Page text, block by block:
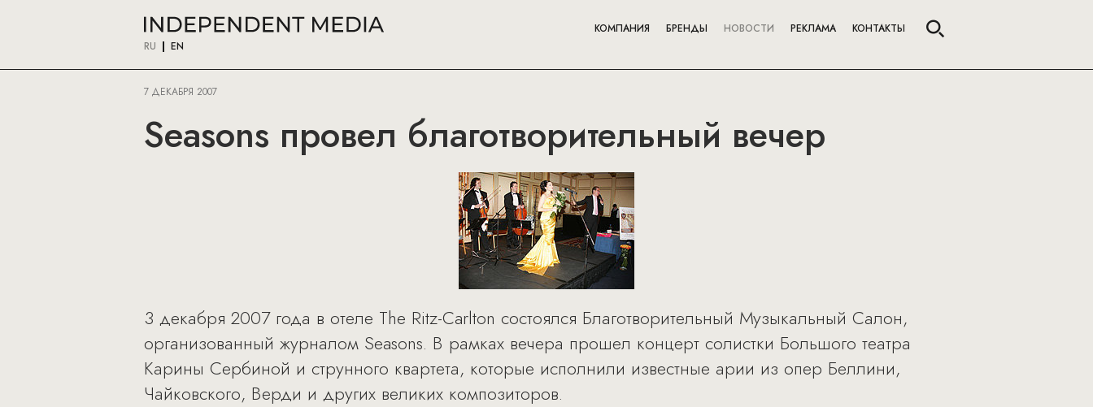
RU EN
КОМПАНИЯ БРЕНДЫ НОВОСТИ РЕКЛАМА КОНТАКТЫ
7 ДЕКАБРЯ 2007
Seasons провел благотворительный вечер
3 декабря 2007 года в отеле The Ritz-Carlton состоялся Благотворительный Музыкальный Салон,
организованный журналом Seasons. В рамках вечера прошел концерт солистки Большого театра
Карины Сербиной и струнного квартета, которые исполнили известные арии из опер Беллини,
Чайковского, Верди и других великих композиторов.